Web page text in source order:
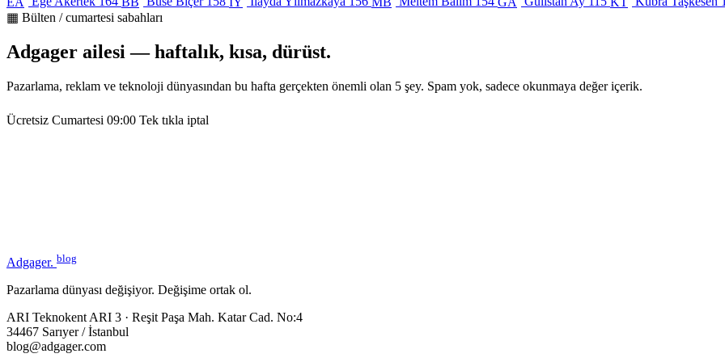
▦ Bülten / cumartesi sabahları
Adgager ailesi — haftalık, kısa, dürüst.
Pazarlama, reklam ve teknoloji dünyasından bu hafta gerçekten önemli olan 5 şey. Spam yok, sadece okunmaya değer içerik.
Ücretsiz Cumartesi 09:00 Tek tıkla iptal
Adgager. blog
Pazarlama dünyası değişiyor. Değişime ortak ol.
ARI Teknokent ARI 3 · Reşit Paşa Mah. Katar Cad. No:4
34467 Sarıyer / İstanbul
blog@adgager.com